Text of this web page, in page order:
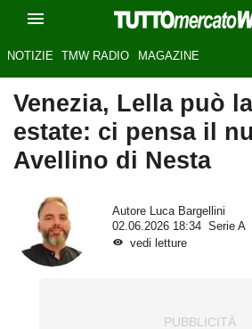
NOTIZIE TMW RADIO MAGAZINE
Venezia, Lella può
estate: ci pensa il
Avellino di Nesta
Autore Luca Bargellini
02.06.2026 18:34
Serie A
vedi letture